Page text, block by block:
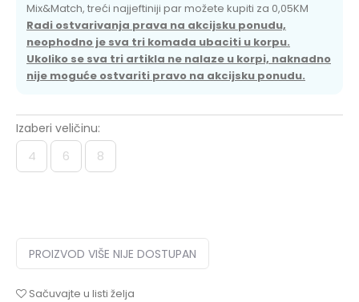
Mix&Match, treći najjeftiniji par možete kupiti za 0,05KM
Radi ostvarivanja prava na akcijsku ponudu,
neophodno je sva tri komada ubaciti u korpu.
Ukoliko se sva tri artikla ne nalaze u korpi, naknadno
nije moguće ostvariti pravo na akcijsku ponudu.
Izaberi veličinu:
4 6 8
PROIZVOD VIŠE NIJE DOSTUPAN
Sačuvajte u listi želja